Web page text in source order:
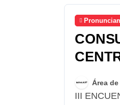
Área
III ENCUENTRO REGIONAL DE LA ALIANZA CENTROAMERICANA FRENTE A LA MINERÍA -